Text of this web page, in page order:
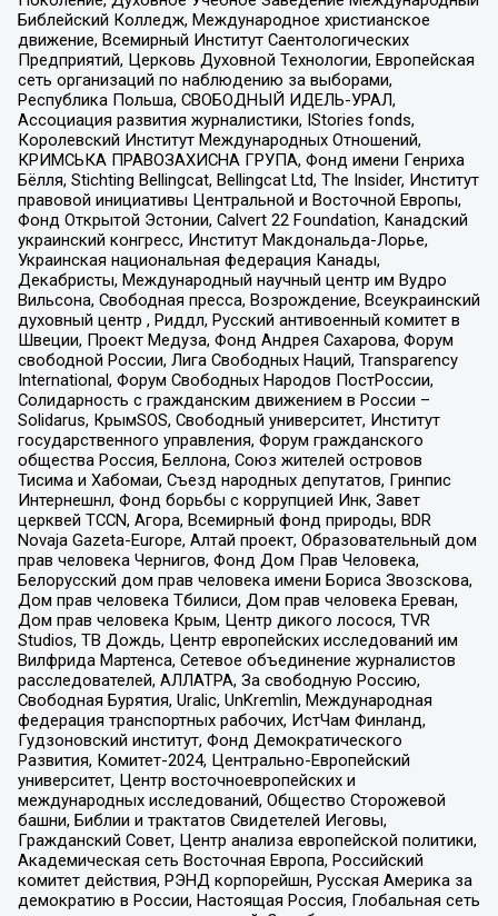
Библейский Колледж, Международное христианское
движение, Всемирный Институт Саентологических
Предприятий, Церковь Духовной Технологии, Европейская
сеть организаций по наблюдению за выборами,
Республика Польша, СВОБОДНЫЙ ИДЕЛЬ-УРАЛ,
Ассоциация развития журналистики, IStories fonds,
Королевский Институт Международных Отношений,
КРИМСЬКА ПРАВОЗАХИСНА ГРУПА, Фонд имени Генриха
Бёлля, Stichting Bellingcat, Bellingcat Ltd, The Insider, Институт
правовой инициативы Центральной и Восточной Европы,
Фонд Открытой Эстонии, Calvert 22 Foundation, Канадский
украинский конгресс, Институт Макдональда-Лорье,
Украинская национальная федерация Канады,
Декабристы, Международный научный центр им Вудро
Вильсона, Свободная пресса, Возрождение, Всеукраинский
духовный центр , Риддл, Русский антивоенный комитет в
Швеции, Проект Медуза, Фонд Андрея Сахарова, Форум
свободной России, Лига Свободных Наций, Transparеncy
International, Форум Свободных Народов ПостРоссии,
Солидарность с гражданским движением в России –
Solidarus, КрымSOS, Свободный университет, Институт
государственного управления, Форум гражданского
общества Россия, Беллона, Союз жителей островов
Тисима и Хабомаи, Съезд народных депутатов, Гринпис
Интернешнл, Фонд борьбы с коррупцией Инк, Завет
церквей TCCN, Агора, Всемирный фонд природы, BDR
Novaja Gazeta-Europe, Алтай проект, Образовательный дом
прав человека Чернигов, Фонд Дом Прав Человека,
Белорусский дом прав человека имени Бориса Звозскова,
Дом прав человека Тбилиси, Дом прав человека Ереван,
Дом прав человека Крым, Центр дикого лосося, TVR
Studios, ТВ Дождь, Центр европейских исследований им
Вилфрида Мартенса, Сетевое объединение журналистов
расследователей, АЛЛАТРА, За свободную Россию,
Свободная Бурятия, Uralic, UnKremlin, Международная
федерация транспортных рабочих, ИстЧам Финланд,
Гудзоновский институт, Фонд Демократического
Развития, Комитет-2024, Центрально-Европейский
университет, Центр восточноевропейских и
международных исследований, Общество Сторожевой
башни, Библии и трактатов Свидетелей Иеговы,
Гражданский Совет, Центр анализа европейской политики,
Академическая сеть Восточная Европа, Российский
комитет действия, РЭНД корпорейшн, Русская Америка за
демократию в России, Настоящая Россия, Глобальная сеть